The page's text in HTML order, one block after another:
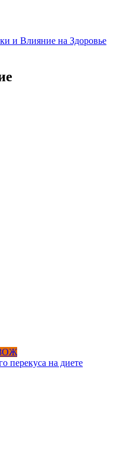
и Влияние на Здоровье
перекуса на диете